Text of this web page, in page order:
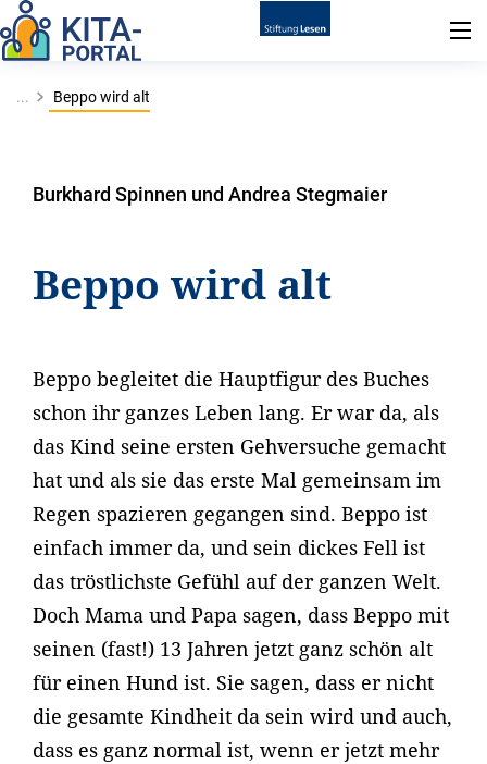
... Beppo wird alt
Burkhard Spinnen und Andrea Stegmaier
Beppo wird alt
Beppo begleitet die Hauptfigur des Buches
schon ihr ganzes Leben lang. Er war da, als
das Kind seine ersten Gehversuche gemacht
hat und als sie das erste Mal gemeinsam im
Regen spazieren gegangen sind. Beppo ist
einfach immer da, und sein dickes Fell ist
das tröstlichste Gefühl auf der ganzen Welt.
Doch Mama und Papa sagen, dass Beppo mit
seinen (fast!) 13 Jahren jetzt ganz schön alt
für einen Hund ist. Sie sagen, dass er nicht
die gesamte Kindheit da sein wird und auch,
dass es ganz normal ist, wenn er jetzt mehr